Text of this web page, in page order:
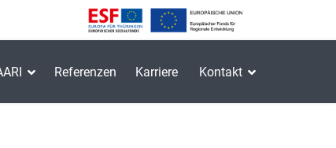
Referenzen Karriere Kontakt